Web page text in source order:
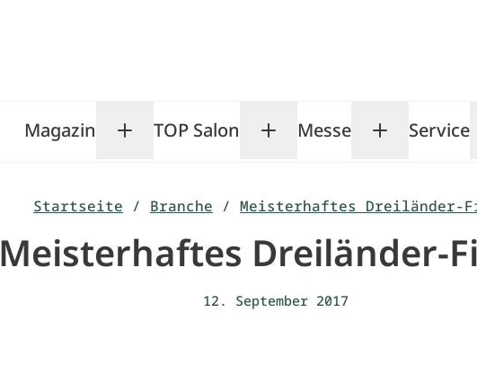
Magazin Toggle Magazin submenu
TOP Salon Toggle TOP Salon
Messe ToggleService
Startseite / Branche / Meisterhaftes Dreiländer-
Meisterhaftes Dreiländer-
12. September 2017